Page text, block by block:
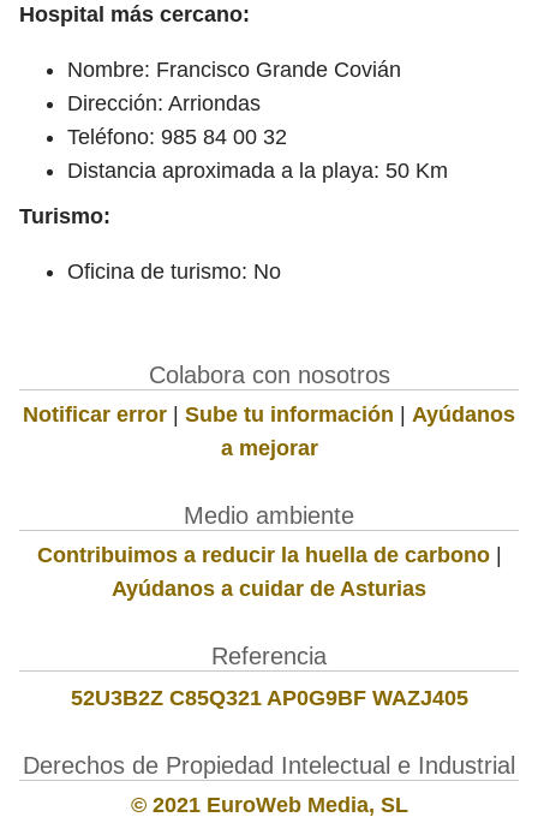
Hospital más cercano:
Nombre: Francisco Grande Covián
Dirección: Arriondas
Teléfono: 985 84 00 32
Distancia aproximada a la playa: 50 Km
Turismo:
Oficina de turismo: No
Colabora con nosotros
Notificar error | Sube tu información | Ayúdanos
a mejorar
Medio ambiente
Contribuimos a reducir la huella de carbono|
Ayúdanos a cuidar de Asturias
Referencia
52U3B2Z C85Q321 AP0G9BF WAZJ405
Derechos de Propiedad Intelectual e Industrial
© 2021 EuroWeb Media, SL